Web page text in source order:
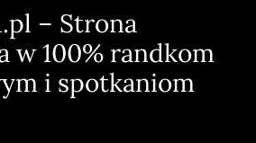
– Strona
w 100% randkom
i spotkaniom